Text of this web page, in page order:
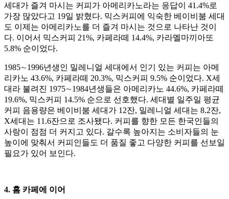
세대가 즐겨 마시는 커피가 아메리카노라는 응답이 41.4%로
가장 많았다고 19일 밝혔다. 믹스커피에 익숙한 베이비붐 세대
도 이제는 아메리카노를 더 즐겨 마시는 것으로 나타난 것이
다. 이어서 믹스커피 21%, 카페라떼 14.4%, 카라멜마끼아또
5.8% 순이었다.
1985∼1996년생인 밀레니얼 세대에서 인기 있는 커피는 아메
리카노 43.6%, 카페라떼 20.3%, 믹스커피 9.5% 순이었다. X세
대라 불려진 1975∼1984년생들은 아메리카노 44.6%, 카페라떼
19.6%, 믹스커피 14.5% 순으로 선호했다. 세대별 일주일 평균
커피 음용량은 베이비붐 세대가 12잔, 밀레니얼 세대는 8.2잔,
X세대는 11.6잔으로 조사됐다. 커피를 향한 모든 한국인들의
사랑이 점점 더 커지고 있다. 갈수록 높아지는 소비자들의 눈
높이에 맞춰서 커피인들도 더 품질 좋고 다양한 커피를 선보일
필요가 있어 보인다.
4. 홈 카페에 이어